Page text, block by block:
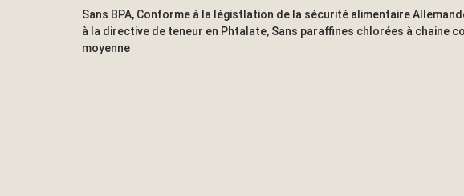
Sans BPA, Conforme à la légistlation de la sécurité alimentaire
à la directive de teneur en Phtalate, Sans paraffines chlorées à chaine
moyenne